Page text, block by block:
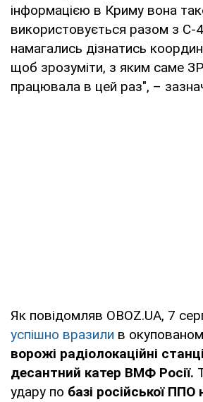
інформацією в Криму вона
використовується разом з С-
намагались дізнатись
щоб зрозуміти, з яким саме
працювала в цей раз", –
Як повідомляв OBOZ.UA, 7
успішно вразили в
ворожі радіолокаційні
десантний катер ВМФ Росії.
удару по базі російської ППО